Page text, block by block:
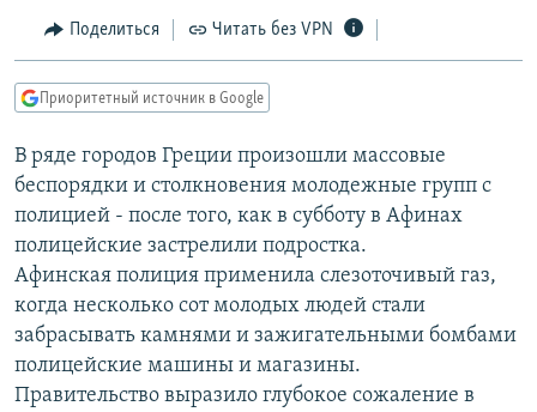
Вернутся
главной
навигации
Вернутся
поиску
МНЕНИЯ
IDEL.РЕАЛИИ
КАВКАЗ.РЕАЛИИ
СЕВЕР.РЕАЛИИ
СИБИРЬ.РЕАЛИИ
РАСПИСАНИЕ ВЕЩАНИЯ
ПОДПИШИТЕСЬ НА РАССЫЛКУ
СОЦИАЛЬНЫЕ СЕТИ
Поделиться Читать без VPN
Приоритетный источник в Google
В ряде городов Греции произошли массовые
беспорядки и столкновения молодежные групп с
полицией - после того, как в субботу в Афинах
полицейские застрелили подростка.
Афинская полиция применила слезоточивый газ,
когда несколько сот молодых людей стали
забрасывать камнями и зажигательными бомбами
полицейские машины и магазины.
Правительство выразило глубокое сожаление в